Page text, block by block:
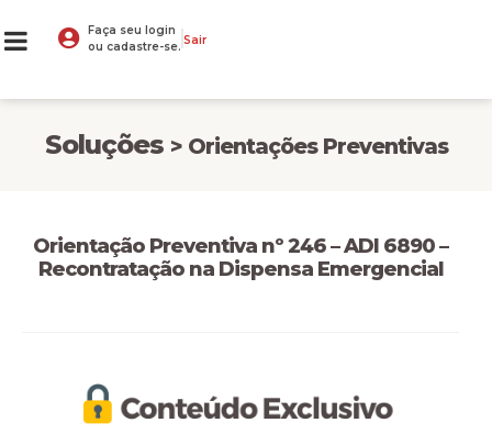
Faça seu login
ou cadastre-se. Sair
Soluções > Orientações Preventivas
Orientação Preventiva nº 246 – ADI 6890 –
Recontratação na Dispensa Emergencial